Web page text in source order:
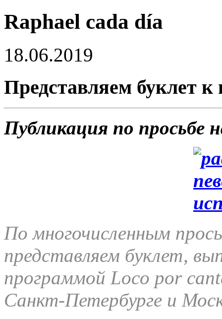
Raphael cada día
18.06.2019
Представляем буклет
Публикация по просьбе
По многочисленным
представляем буклет,
программой Loco por
Санкт-Петербурге и